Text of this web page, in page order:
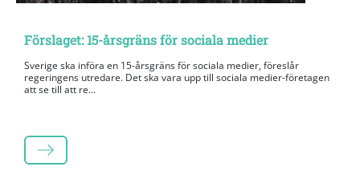
Förslaget: 15-årsgräns för sociala medier
Sverige ska införa en 15-årsgräns för sociala medier, föreslår
regeringens utredare. Det ska vara upp till sociala medier-företagen
att se till att re...
LÄS MER